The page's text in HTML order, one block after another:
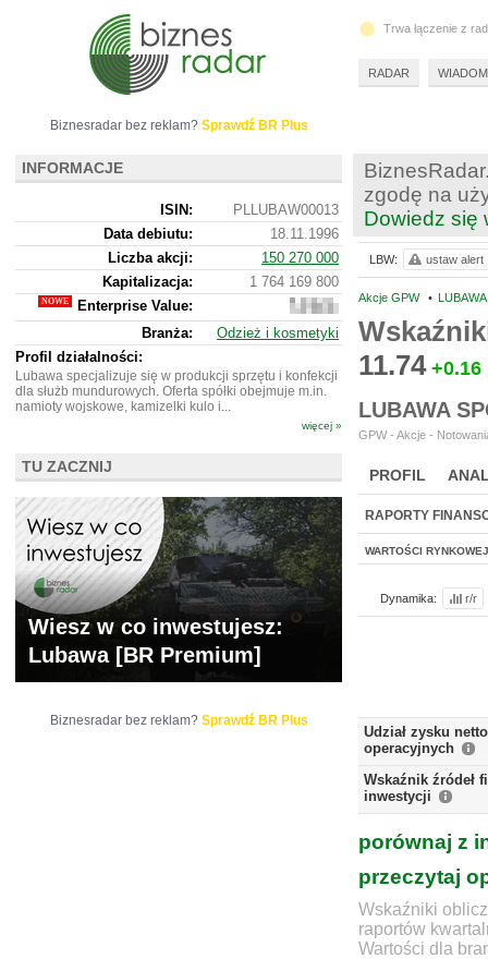
zgodę na
Dowiedz się
Akcje GPW •
11.74 +0.16
LUBAWA
GPW - Akcje -
PROFIL
BR LAB
RAPORTY
WARTOŚCI RYNKOWEJ
Dynamika: r/r
Udział zysku
operacyjnych
Wskaźnik źródeł
inwestycji
porównaj z
przeczytaj
Wskaźniki
raportów
Wartości dla
LBW: ustaw alert
Biznesradar bez reklam? Sprawdź BR Plus
INFORMACJE
ISIN:
PLLUBAW00013
Data debiutu:
18.11.1996
Liczba akcji:
150 270 000
Kapitalizacja:
1 764 169 800
Enterprise Value:
1
705
057
Branża:
Odzież i kosmetyki
Profil działalności:
Lubawa specjalizuje się w produkcji sprzętu i konfekcji
dla służb mundurowych. Oferta spółki obejmuje m.in.
namioty wojskowe, kamizelki kulo i...
więcej »
TU ZACZNIJ
Wiesz w co inwestujesz:
Lubawa [BR Premium]
Biznesradar bez reklam? Sprawdź BR Plus
Trwa łączenie z
RADAR